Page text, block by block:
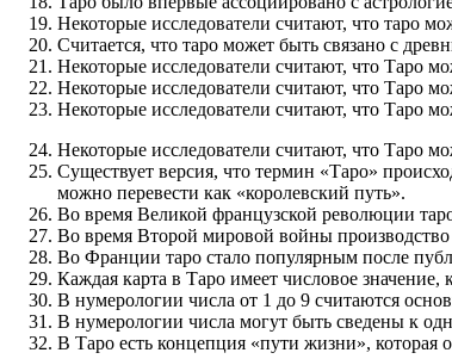
Некоторые исследователи считают, что таро
Считается, что таро может быть связано с
Некоторые исследователи считают, что Таро
Некоторые исследователи считают, что Таро
Некоторые исследователи считают, что Таро
Некоторые исследователи считают, что Таро
Существует версия, что термин «Таро»
можно перевести как «королевский путь».
Во время Великой французской революции
Во время Второй мировой войны
Во Франции таро стало популярным после
Каждая карта в Таро имеет числовое значение,
В нумерологии числа от 1 до 9 считаются
В нумерологии числа могут быть сведены к
В Таро есть концепция «пути жизни», которая